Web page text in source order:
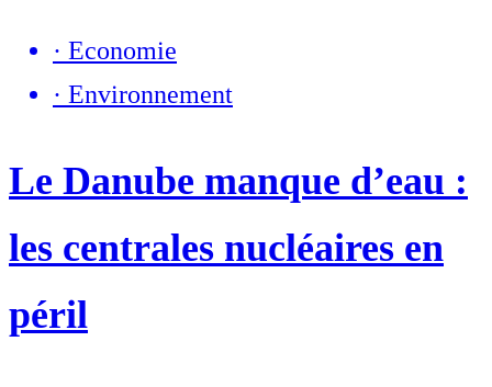
· Economie
· Environnement
Le Danube manque d’eau :
les centrales nucléaires en
péril